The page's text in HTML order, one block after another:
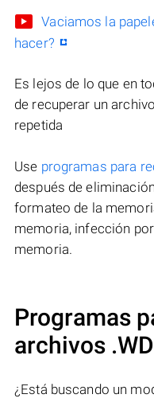
Vaciamos la
hacer?
Es lejos de lo que en
de recuperar un archivo
repetida
Use programas para
después de
formateo de la
memoria, infección
memoria.
Programas
archivos
¿Está buscando un